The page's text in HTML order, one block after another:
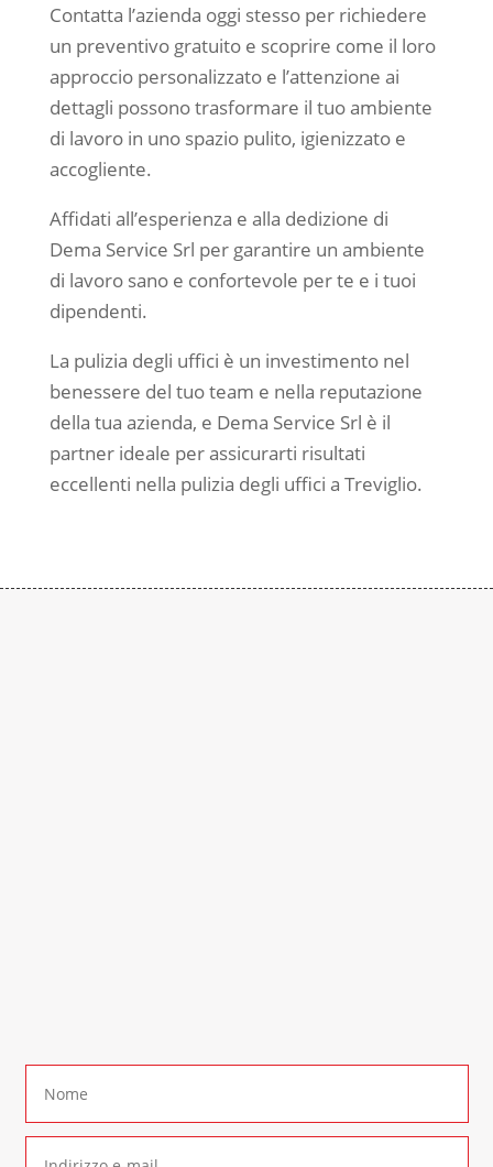
Contatta l’azienda oggi stesso per richiedere
un preventivo gratuito e scoprire come il loro
approccio personalizzato e l’attenzione ai
dettagli possono trasformare il tuo ambiente
di lavoro in uno spazio pulito, igienizzato e
accogliente.
Affidati all’esperienza e alla dedizione di
Dema Service Srl per garantire un ambiente
di lavoro sano e confortevole per te e i tuoi
dipendenti.
La pulizia degli uffici è un investimento nel
benessere del tuo team e nella reputazione
della tua azienda, e Dema Service Srl è il
partner ideale per assicurarti risultati
eccellenti nella pulizia degli uffici a Treviglio.